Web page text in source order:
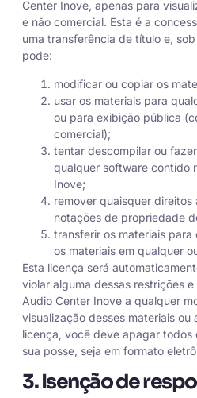
Center Inove, apenas para
e não comercial. Esta é a
uma transferência de título e,
pode:
modificar ou copiar os
usar os materiais para
ou para exibição pública
comercial);
tentar descompilar ou
qualquer software contido
Inove;
remover quaisquer direitos
notações de propriedade
transferir os materiais para
os materiais em qualquer
Esta licença será
violar alguma dessas restrições
Audio Center Inove a qualquer
visualização desses materiais ou
licença, você deve apagar todos
sua posse, seja em formato
3. Isenção de